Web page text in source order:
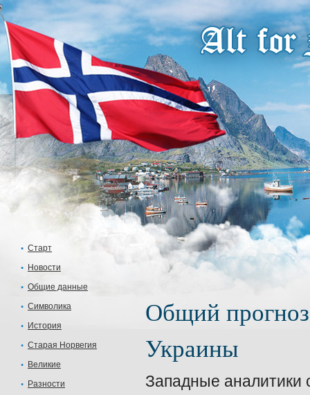
Старт
Новости
Общие данные
Символика
История
Старая Норвегия
Великие
Разности
Общий прогноз
Украины
Западные аналитики